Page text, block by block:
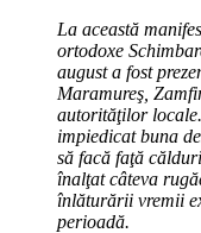
La această
ortodoxe
august a fost
Maramureş,
autorităţilor
impiedicat buna
să facă faţă
înalţat câteva
înlăturării vremii
perioadă.